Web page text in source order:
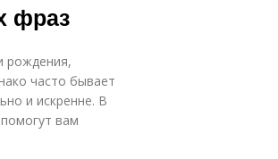
фраз
рождения,
часто бывает
и искренне. В
вам